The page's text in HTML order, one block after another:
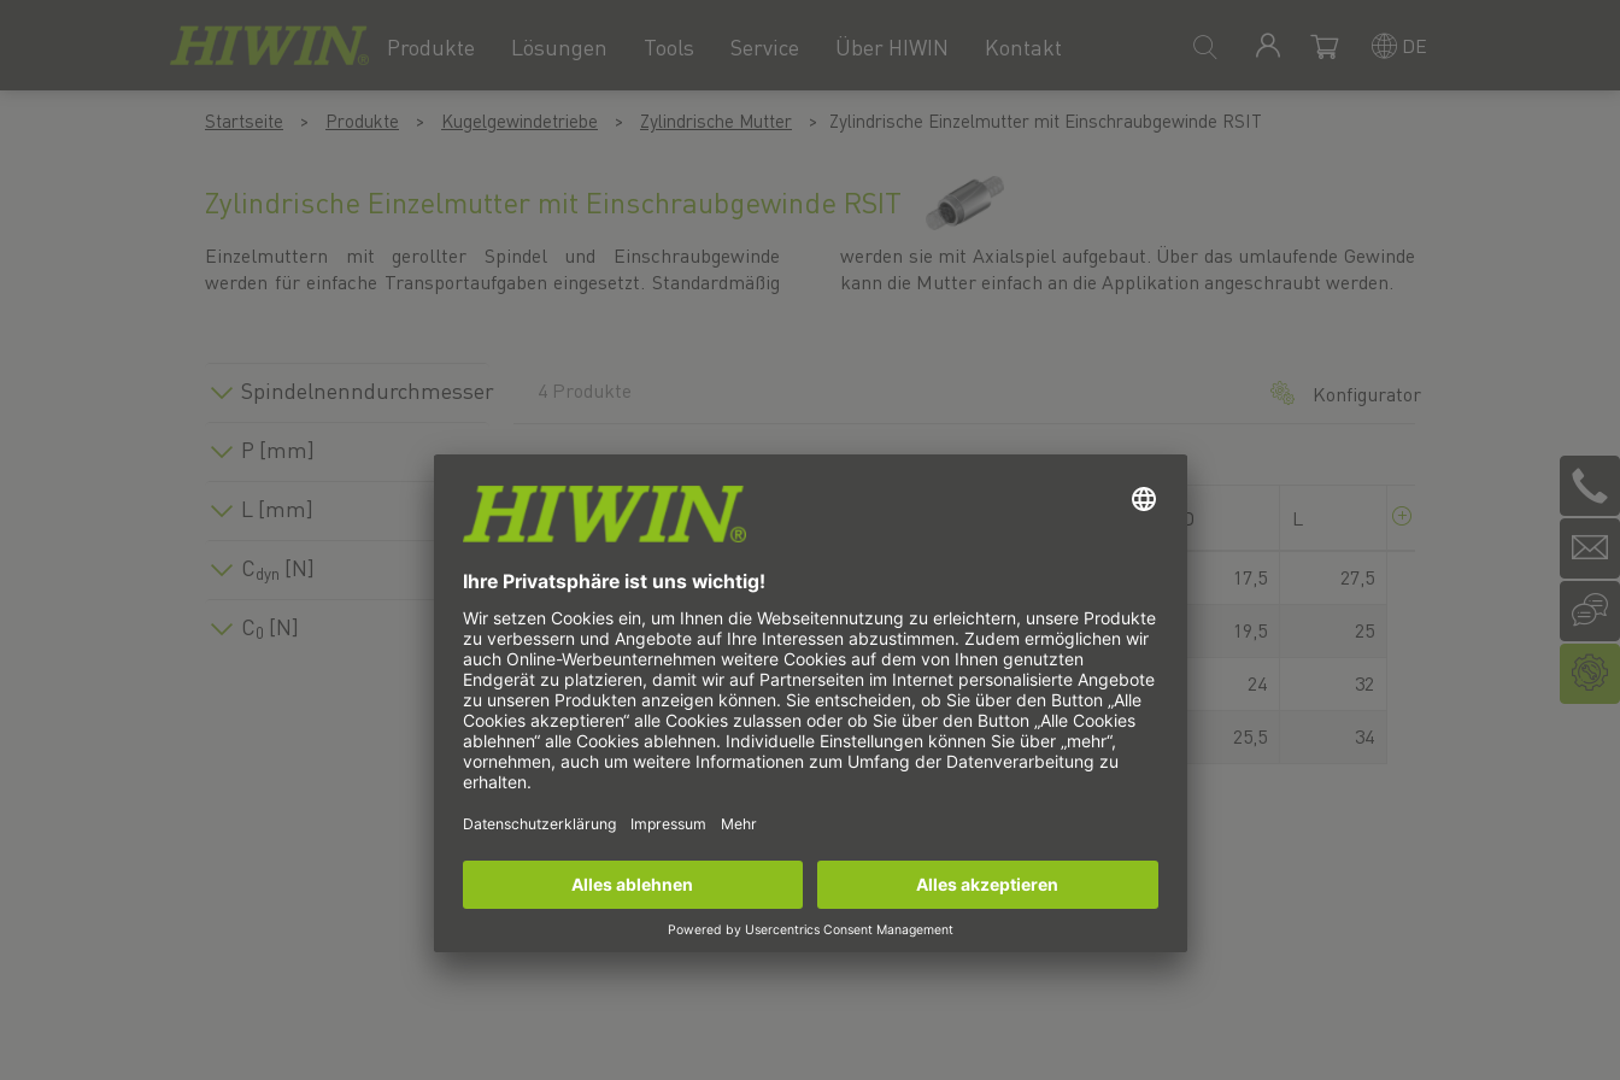
Kontakt
Über HIWIN
Service
Tools
Lösungen
Produkte DE
Startseite Produkte Kugelgewindetriebe Zylindrische Mutter Zylindrische Einzelmutter mit Einschraubgewinde RSIT
Zylindrische Einzelmutter mit Einschraubgewinde RSIT
Einzelmuttern mit gerollter Spindel und Einschraubgewinde
werden für einfache Transportaufgaben eingesetzt. Standardmäßig
werden sie mit Axialspiel aufgebaut. Über das umlaufende Gewinde
kann die Mutter einfach an die Applikation angeschraubt werden.
Spindelnenndurchmesser
P [mm]
L [mm]
Cdyn [N]
C0 [N]
4 Produkte Konfigurator
Typ D L
R08-02,5T2-RSIT 17,5 27,5
R10-02,5T2-RSIT 2,5 9,3 19,5 25
R10-04T2-RSIT 4 9,7 24 32
R12-04B1-RSIT 4 11,9 25,5 34